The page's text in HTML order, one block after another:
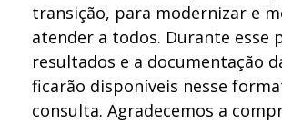
transição, para modernizar e
atender a todos. Durante esse
resultados e a documentação
ficarão disponíveis nesse
consulta. Agradecemos a